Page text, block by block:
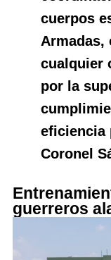
cuerpos
Armadas,
cualquier
por la
eficiencia
Coronel
guerreros